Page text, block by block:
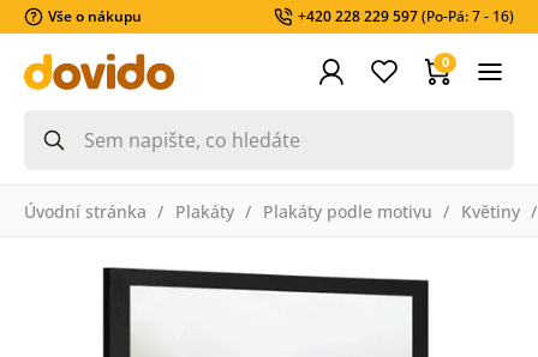
Vše o nákupu +420 228 229 597(Po-Pá: 7 - 16)
0
Úvodní stránka Plakáty Plakáty podle motivu Květiny